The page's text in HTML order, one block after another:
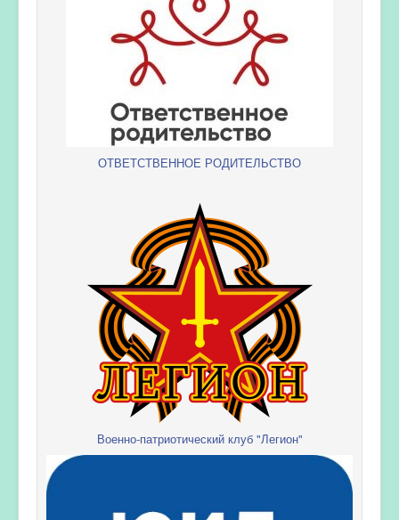
ОТВЕТСТВЕННОЕ РОДИТЕЛЬСТВО
Военно-патриотический клуб "Легион"